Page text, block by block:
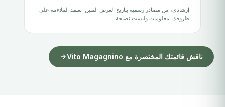
إرشادي، من مصادر رسمية بتاريخ العرض المبين. تعتمد الملاءمة على
ظروفك. معلومات وليست نصيحة.
ناقش قائمتك المختصرة مع Vito Magagnino